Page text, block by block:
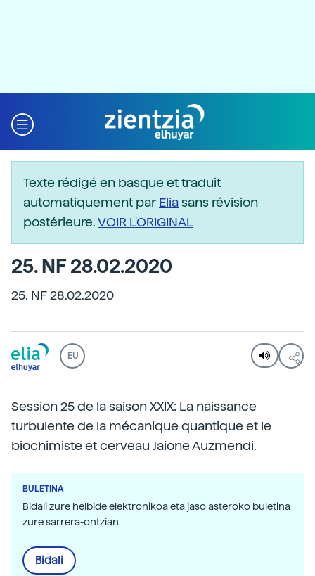
Texte rédigé en basque et traduit
automatiquement parEliasans révision
postérieure.VOIR L'ORIGINAL
25. NF 28.02.2020
25. NF 28.02.2020
EU
Session 25 de la saison XXIX: La naissance
turbulente de la mécanique quantique et le
biochimiste et cerveau Jaione Auzmendi.
BULETINA
Bidali zure helbide elektronikoa eta jaso asteroko buletina
zure sarrera-ontzian
Bidali